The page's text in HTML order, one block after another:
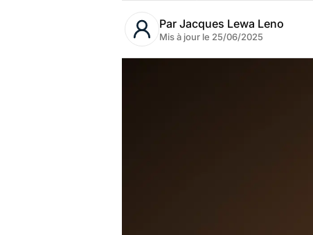
Par Jacques Lewa Leno
Mis à jour le 25/06/2025